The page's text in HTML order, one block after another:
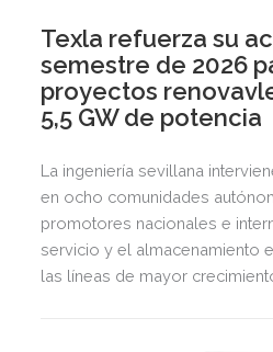
Texla refuerza su
semestre de 2026
proyectos
5,5 GW de potencia
La ingeniería sevillana
en ocho comunidades
promotores nacionales e
servicio y el almacenamiento
las líneas de mayor